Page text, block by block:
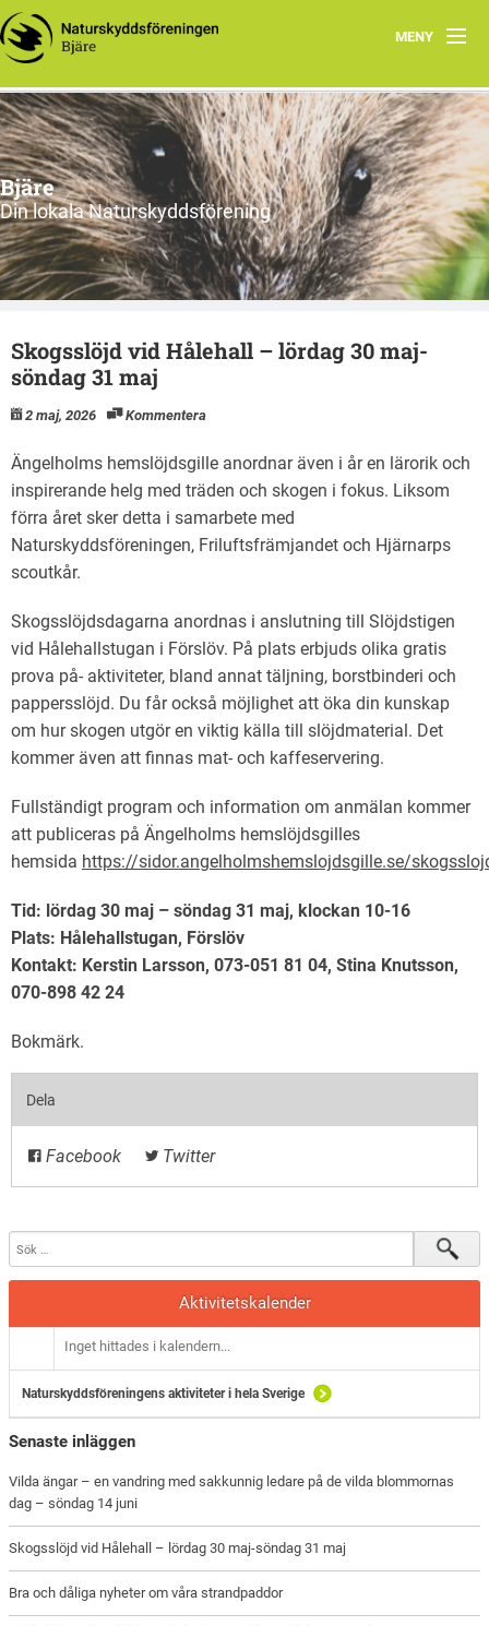
MENY
Hem
Om oss
Styrelsen
Program
Vad vi gör!
Bjäre
Din lokala Naturskyddsförening
Skogsslöjd vid Hålehall – lördag 30 maj-
söndag 31 maj
2 maj, 2026 Kommentera
Ängelholms hemslöjdsgille anordnar även i år en lärorik och
inspirerande helg med träden och skogen i fokus. Liksom
förra året sker detta i samarbete med
Naturskyddsföreningen, Friluftsfrämjandet och Hjärnarps
scoutkår.
Skogsslöjdsdagarna anordnas i anslutning till Slöjdstigen
vid Hålehallstugan i Förslöv. På plats erbjuds olika gratis
prova på- aktiviteter, bland annat täljning, borstbinderi och
pappersslöjd. Du får också möjlighet att öka din kunskap
om hur skogen utgör en viktig källa till slöjdmaterial. Det
kommer även att finnas mat- och kaffeservering.
Fullständigt program och information om anmälan kommer
att publiceras på Ängelholms hemslöjdsgilles
hemsida https://sidor.angelholmshemslojdsgille.se/
Tid: lördag 30 maj – söndag 31 maj, klockan 10-16
Plats: Hålehallstugan, Förslöv
Kontakt: Kerstin Larsson, 073-051 81 04, Stina Knutsson,
070-898 42 24
Bokmärk.
Dela
Facebook Twitter
Aktivitetskalender
Inget hittades i kalendern...
Naturskyddsföreningens aktiviteter i hela Sverige
Senaste inläggen
Vilda ängar – en vandring med sakkunnig ledare på de vilda blommornas
dag – söndag 14 juni
Skogsslöjd vid Hålehall – lördag 30 maj-söndag 31 maj
Bra och dåliga nyheter om våra strandpaddor